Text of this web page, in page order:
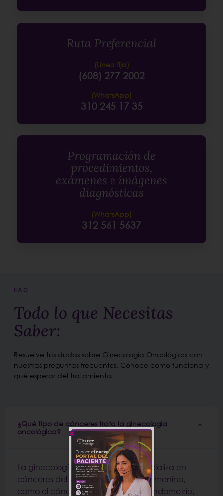
Ruta Preferencial
(Línea fija)
(608) 277 2002
(WhatsApp)
310 245 17 35
Programación de
procedimientos,
exámenes e imágenes
diagnósticas
(WhatsApp)
312 561 5637
FAQ
Todo lo que Necesitas
Saber:
Resuelve tus dudas sobre Ginecología Oncológica con
nuestras preguntas frecuentes. Conoce cómo funciona y
qué esperar del tratamiento.
¿Qué tipo de cánceres trata la ginecología
oncológica?
La ginecología oncológica se especializa en
cánceres del sistema reproductor femenino,
como el cáncer de cuello uterino, endometrio,